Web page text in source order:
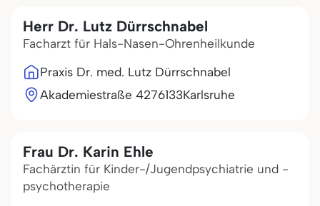
Herr Dr. Lutz Dürrschnabel
Facharzt für Hals-Nasen-Ohrenheilkunde
Praxis Dr. med. Lutz Dürrschnabel
Akademiestraße 4276133Karlsruhe
Frau Dr. Karin Ehle
Fachärztin für Kinder-/Jugendpsychiatrie und -
psychotherapie